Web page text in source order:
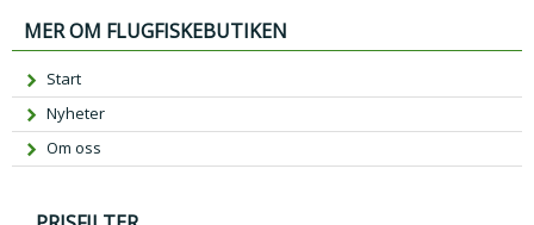
MER OM FLUGFISKEBUTIKEN
Start
Nyheter
Om oss